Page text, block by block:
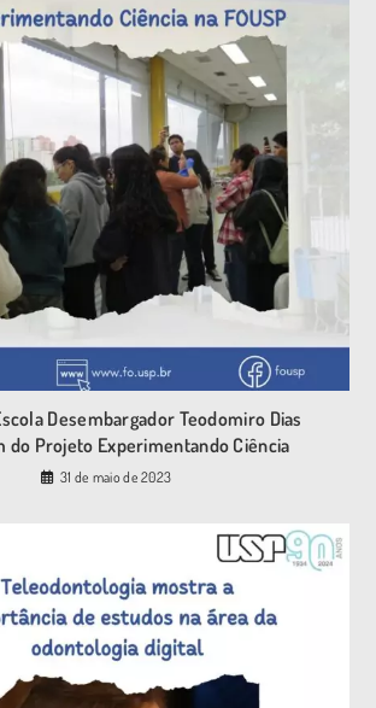
Desembargador Teodomiro Dias
do Projeto Experimentando Ciência
31 de maio de 2023